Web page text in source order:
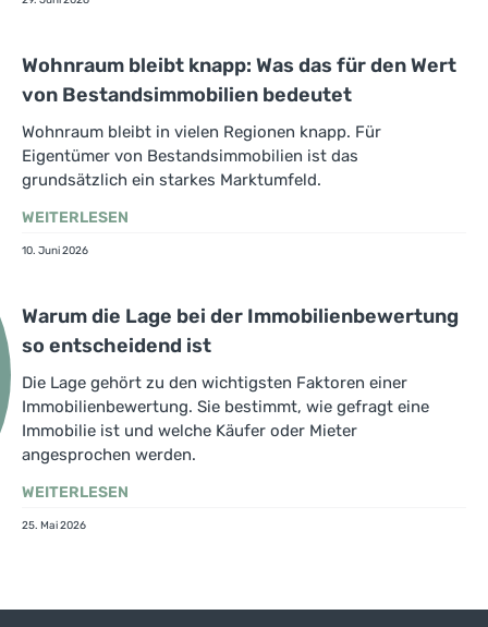
Wohnraum bleibt knapp: Was das für den Wert
von Bestandsimmobilien bedeutet
Wohnraum bleibt in vielen Regionen knapp. Für
Eigentümer von Bestandsimmobilien ist das
grundsätzlich ein starkes Marktumfeld.
WEITERLESEN
10. Juni 2026
Warum die Lage bei der Immobilienbewertung
so entscheidend ist
Die Lage gehört zu den wichtigsten Faktoren einer
Immobilienbewertung. Sie bestimmt, wie gefragt eine
Immobilie ist und welche Käufer oder Mieter
angesprochen werden.
WEITERLESEN
25. Mai 2026